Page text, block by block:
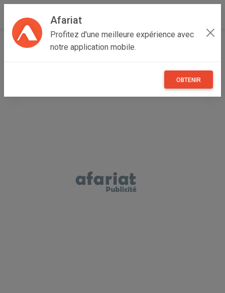
Afariat
Profitez d'une meilleure expérience avec
notre application mobile.
OBTENIR
Accueil Loisirs Grand Tunis Ariana